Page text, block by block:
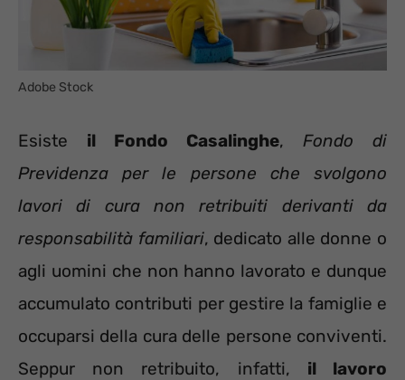
Adobe Stock
Esiste il Fondo Casalinghe, Fondo di
Previdenza per le persone che svolgono
lavori di cura non retribuiti derivanti da
responsabilità familiari, dedicato alle donne o
agli uomini che non hanno lavorato e dunque
accumulato contributi per gestire la famiglie e
occuparsi della cura delle persone conviventi.
Seppur non retribuito, infatti, il lavoro